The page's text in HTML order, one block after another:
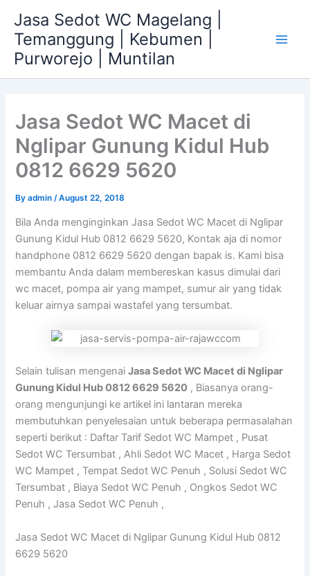
content
Jasa Sedot WC Magelang |
Temanggung | Kebumen |
Purworejo | Muntilan
Jasa Sedot WC Macet di
Nglipar Gunung Kidul Hub
0812 6629 5620
Byadmin/August 22, 2018
Bila Anda menginginkan Jasa Sedot WC Macet di Nglipar
Gunung Kidul Hub 0812 6629 5620, Kontak aja di nomor
handphone 0812 6629 5620 dengan bapak is. Kami bisa
membantu Anda dalam membereskan kasus dimulai dari
wc macet, pompa air yang mampet, sumur air yang tidak
keluar airnya sampai wastafel yang tersumbat.
Selain tulisan mengenaiJasa Sedot WC Macet di Nglipar
Gunung Kidul Hub 0812 6629 5620 , Biasanya orang-
orang mengunjungi ke artikel ini lantaran mereka
membutuhkan penyelesaian untuk beberapa permasalahan
seperti berikut : Daftar Tarif Sedot WC Mampet , Pusat
Sedot WC Tersumbat , Ahli Sedot WC Macet , Harga Sedot
WC Mampet , Tempat Sedot WC Penuh , Solusi Sedot WC
Tersumbat , Biaya Sedot WC Penuh , Ongkos Sedot WC
Penuh , Jasa Sedot WC Penuh ,
Jasa Sedot WC Macet di Nglipar Gunung Kidul Hub 0812
6629 5620